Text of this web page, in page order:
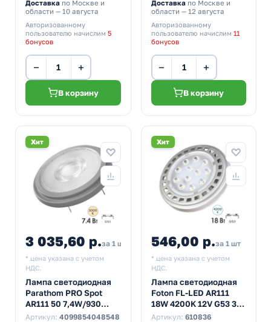
Доставка по Москве и
области — 10 августа
Авторизованному
пользователю начислим 5
бонусов
− +
В корзину
Доставкапо Москве и
области — 12 августа
Авторизованному
пользователю начислим 11
бонусов
− +
В корзину
Хит
3 035,60 р.за 1 шт
* цена указана с учетом
НДС.
Лампа светодиодная
Parathom PRO Spot
AR111 50 7,4W/930
3000K 12V G53 24°
Артикул: 4099854048548
Хит
546,00 р.за 1 шт
* цена указана с учетом
НДС.
Лампа светодиодная
Foton FL-LED AR111
18W 4200K 12V G53 30°
1400Lm холодный свет
Артикул: 610836